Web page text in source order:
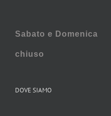
Sabato e Domenica
chiuso
DOVE SIAMO